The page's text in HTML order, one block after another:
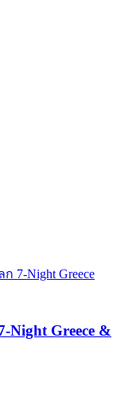
Night Greece &